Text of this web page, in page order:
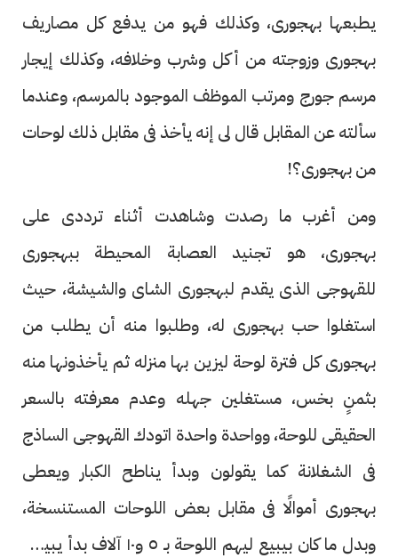
يطبعها بهجورى، وكذلك فهو من يدفع كل مصاريف
بهجورى وزوجته من أكل وشرب وخلافه، وكذلك إيجار
مرسم جورج ومرتب الموظف الموجود بالمرسم، وعندما
سألته عن المقابل قال لى إنه يأخذ فى مقابل ذلك لوحات
من بهجورى؟!
ومن أغرب ما رصدت وشاهدت أثناء ترددى على
بهجورى، هو تجنيد العصابة المحيطة ببهجورى
للقهوجى الذى يقدم لبهجورى الشاى والشيشة، حيث
استغلوا حب بهجورى له، وطلبوا منه أن يطلب من
بهجورى كل فترة لوحة ليزين بها منزله ثم يأخذونها منه
بثمنٍ بخس، مستغلين جهله وعدم معرفته بالسعر
الحقيقى للوحة، وواحدة واحدة اتودك القهوجى الساذج
فى الشغلانة كما يقولون وبدأ يناطح الكبار ويعطى
بهجورى أموالًا فى مقابل بعض اللوحات المستنسخة،
وبدل ما كان بيبيع ليهم اللوحة بـ ٥ و١٠ آلاف بدأ يبيعها